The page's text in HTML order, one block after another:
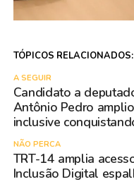
TÓPICOS RELACIONADOS:
A SEGUIR
Candidato a
Antônio Pedro
inclusive
NÃO PERCA
TRT-14 amplia
Inclusão Digital